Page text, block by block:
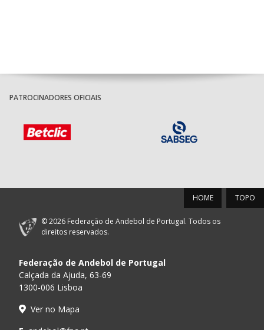
PATROCINADORES OFICIAIS
TOPO
HOME
© 2026 Federação de Andebol de Portugal. Todos os
direitos reservados.
Federação de Andebol de Portugal
Calçada da Ajuda, 63-69
1300-006 Lisboa
Ver no Mapa